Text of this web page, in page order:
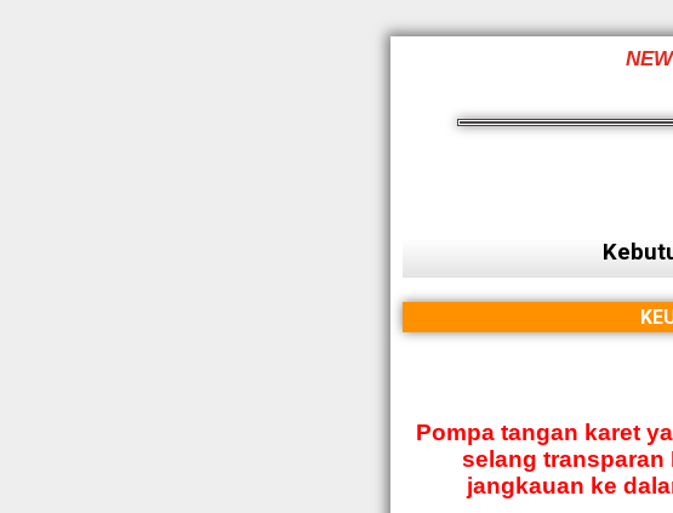
Pompa tangan karet
selang transparan
jangkauan ke